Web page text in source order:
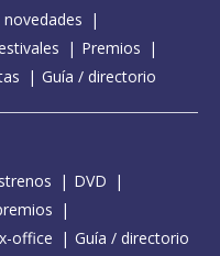
Premios
Guía / directorio
DVD
office Guía / directorio